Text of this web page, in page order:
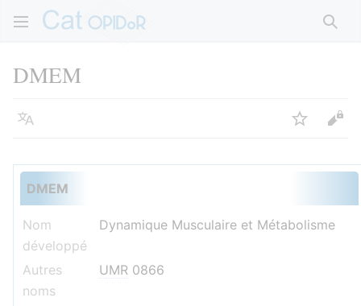
DMEM
Langue Suivre
DMEM
Nom
développé
Dynamique Musculaire et Métabolisme
Autres
noms
UMR 0866